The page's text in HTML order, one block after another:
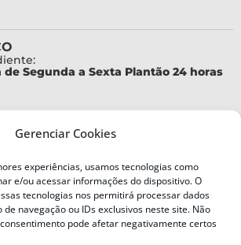
Gerenciar Cookies
experiências, usamos tecnologias como
e/ou acessar informações do dispositivo. O
tecnologias nos permitirá processar dados
navegação ou IDs exclusivos neste site. Não
pode afetar negativamente certos
de Segunda a Sexta Plantão 24 horas
de Santa Catarina